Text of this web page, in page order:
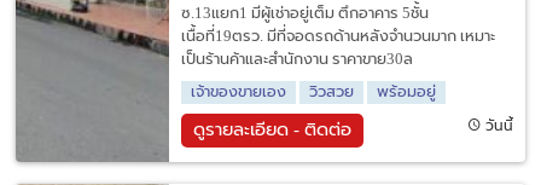
ซ.13แยก1 มีผู้เช่าอยู่เต็ม ตึกอาคาร 5ชั้น
เนื้อที่19ตรว. มีที่จอดรถด้านหลังจำนวนมาก เหมาะ
เป็นร้านค้าและสำนักงาน ราคาขาย30ล
เจ้าของขายเอง
วิวสวย พร้อมอยู่
ดูรายละเอียด - ติดต่อ วันนี้